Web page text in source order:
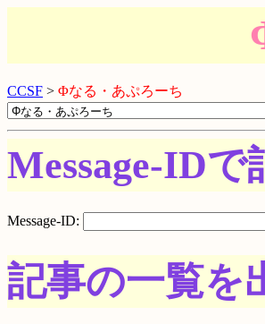
CCSF > Φなる・あぷろーち
Message-IDで
Message-ID:
記事の一覧を